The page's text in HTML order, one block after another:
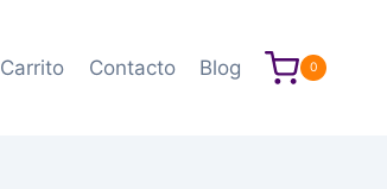
Carrito Contacto Blog 0